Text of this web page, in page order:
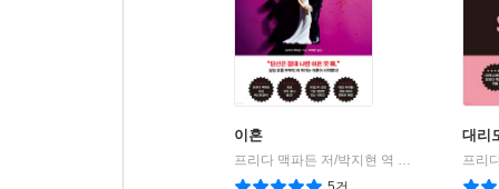
이혼
프리다 맥파든 저/박지현 역 | 북플라자
대리
프리